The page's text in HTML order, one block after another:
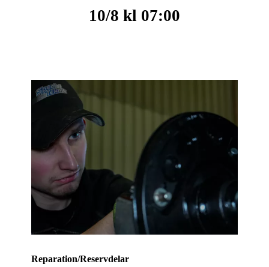
10/8 kl 07:00
Reparation/Reservdelar